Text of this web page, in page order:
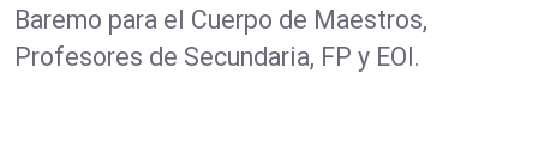
Baremo para el Cuerpo de Maestros,
Profesores de Secundaria, FP y EOI.